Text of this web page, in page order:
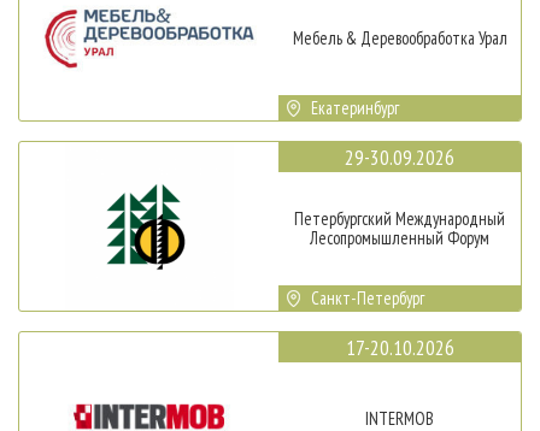
Мебель & Деревообработка Урал
Екатеринбург
29-30.09.2026
Петербургский Международный
Лесопромышленный Форум
Санкт-Петербург
17-20.10.2026
INTERMOB